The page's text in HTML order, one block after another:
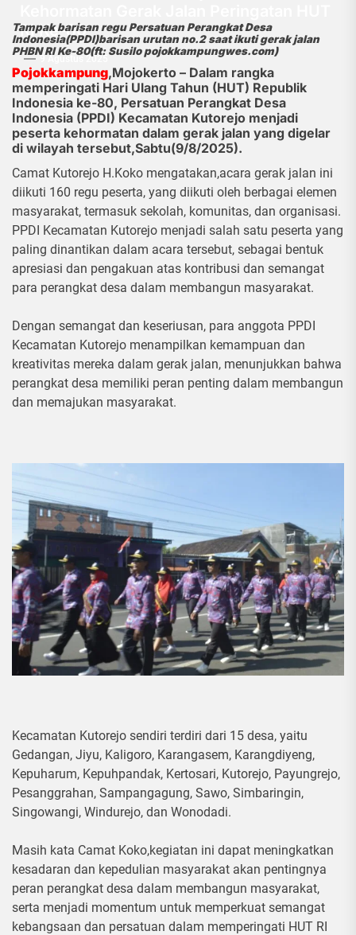
RI Ke-80
9 Agustus 2025
Tampak barisan regu Persatuan Perangkat Desa
Indonesia(PPDI)barisan urutan no.2 saat ikuti gerak jalan
PHBN RI Ke-80(ft: Susilo pojokkampungwes.com)
Pojokkampung,Mojokerto – Dalam rangka
memperingati Hari Ulang Tahun (HUT) Republik
Indonesia ke-80, Persatuan Perangkat Desa
Indonesia (PPDI) Kecamatan Kutorejo menjadi
peserta kehormatan dalam gerak jalan yang digelar
di wilayah tersebut,Sabtu(9/8/2025).
Camat Kutorejo H.Koko mengatakan,acara gerak jalan ini
diikuti 160 regu peserta, yang diikuti oleh berbagai elemen
masyarakat, termasuk sekolah, komunitas, dan organisasi.
PPDI Kecamatan Kutorejo menjadi salah satu peserta yang
paling dinantikan dalam acara tersebut, sebagai bentuk
apresiasi dan pengakuan atas kontribusi dan semangat
para perangkat desa dalam membangun masyarakat.
Dengan semangat dan keseriusan, para anggota PPDI
Kecamatan Kutorejo menampilkan kemampuan dan
kreativitas mereka dalam gerak jalan, menunjukkan bahwa
perangkat desa memiliki peran penting dalam membangun
dan memajukan masyarakat.
Kecamatan Kutorejo sendiri terdiri dari 15 desa, yaitu
Gedangan, Jiyu, Kaligoro, Karangasem, Karangdiyeng,
Kepuharum, Kepuhpandak, Kertosari, Kutorejo, Payungrejo,
Pesanggrahan, Sampangagung, Sawo, Simbaringin,
Singowangi, Windurejo, dan Wonodadi.
Masih kata Camat Koko,kegiatan ini dapat meningkatkan
kesadaran dan kepedulian masyarakat akan pentingnya
peran perangkat desa dalam membangun masyarakat,
serta menjadi momentum untuk memperkuat semangat
kebangsaan dan persatuan dalam memperingati HUT RI